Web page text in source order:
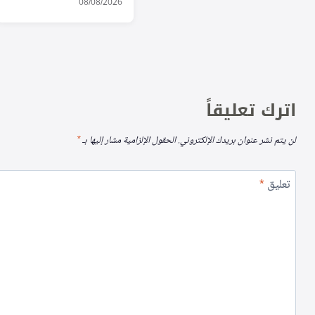
اترك تعليقاً
لن يتم نشر عنوان بريدك الإلكتروني.الحقول الإلزامية مشار إليها بـ*
تعليق*